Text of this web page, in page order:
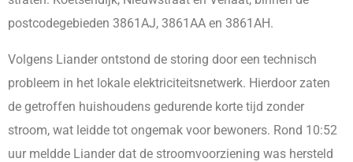
postcodegebieden 3861AJ, 3861AA en 3861AH.
Volgens Liander ontstond de storing door een technisch
probleem in het lokale elektriciteitsnetwerk. Hierdoor zaten
de getroffen huishoudens gedurende korte tijd zonder
stroom, wat leidde tot ongemak voor bewoners. Rond 10:52
uur meldde Liander dat de stroomvoorziening was hersteld